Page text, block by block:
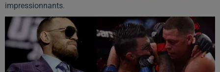
impressionnants.